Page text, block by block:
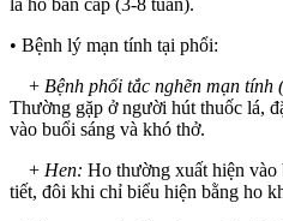
là ho bán cấp (3-8 tuần).
• Bệnh lý mạn tính tại phổi:
+ Bệnh phổi tắc nghẽn mạn
Thường gặp ở người hút thuốc lá,
vào buổi sáng và khó thở.
+ Hen: Ho thường xuất hiện
tiết, đôi khi chỉ biểu hiện bằng ho